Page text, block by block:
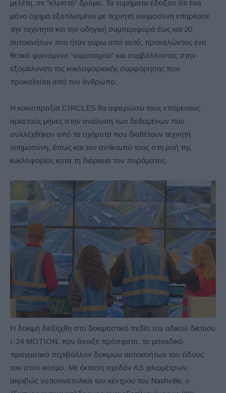
μελέτη, σε “κλειστό” δρόμο. Τα ευρήματα έδειξαν ότι ένα
μόνο όχημα εξοπλισμένο με τεχνητή νοημοσύνη επηρέασε
την ταχύτητα και την οδηγική συμπεριφορά έως και 20
αυτοκινήτων που ήταν γύρω από αυτό, προκαλώντας ένα
θετικό φαινόμενο “κυματισμού” και συμβάλλοντας στην
εξομάλυνση της κυκλοφοριακής συμφόρησης που
προκαλείται από τον άνθρωπο.
Η κοινοπραξία CIRCLES θα αφιερώσει τους επόμενους
αρκετούς μήνες στην ανάλυση των δεδομένων που
συλλέχθηκαν από τα οχήματα που διαθέτουν τεχνητή
νοημοσύνη, όπως και τον αντίκτυπό τους στη ροή της
κυκλοφορίας κατά τη διάρκεια του πειράματος.
Η δοκιμή διεξήχθη στο δοκιμαστικό πεδίο του οδικού δικτύου
I-24 MOTION, που άνοιξε πρόσφατα, το μοναδικό
πραγματικό περιβάλλον δοκιμών αυτοκινήτων του είδους
του στον κόσμο. Με έκταση σχεδόν 6,5 χιλιομέτρων,
ακριβώς νοτιοανατολικά του κέντρου του Nashville, ο